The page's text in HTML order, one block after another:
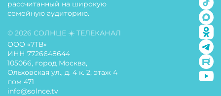
рассчитанный на широкую
семейную аудиторию.
© 2026 СОЛНЦЕ ☀️ ТЕЛЕКАНАЛ
ООО «7ТВ»
ИНН 7726648644
105066, город Москва,
Ольховская ул., д. 4 к. 2, этаж 4
пом 471
info@solnce.tv